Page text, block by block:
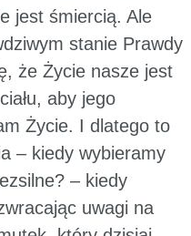
jest śmiercią. Ale
stanie Prawdy
że Życie nasze jest
aby jego
Życie. I dlatego to
– kiedy wybieramy
– kiedy
uwagi na